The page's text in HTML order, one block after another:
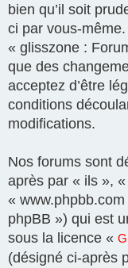
bien qu’il soit
ci par vous-
« glisszone :
que des
acceptez d’être
conditions
modifications.
Nos forums sont
après par « ils »,
«
phpBB ») qui est
sous la licence «
(désigné ci-après